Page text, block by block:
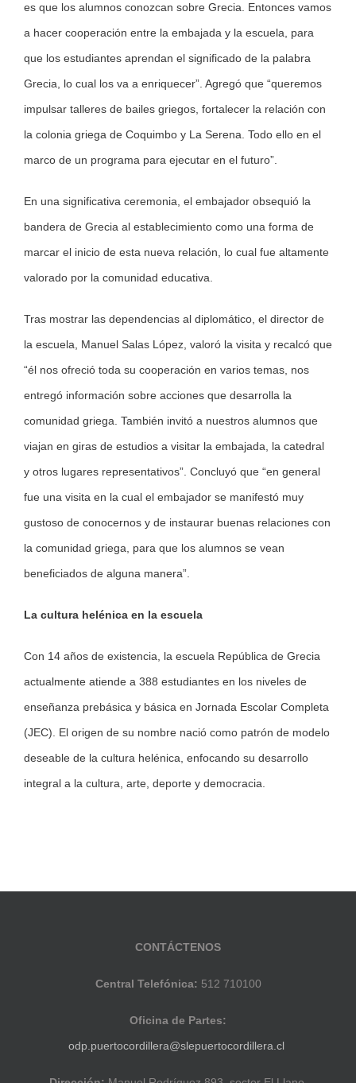
es que los alumnos conozcan sobre Grecia. Entonces vamos
a hacer cooperación entre la embajada y la escuela, para
que los estudiantes aprendan el significado de la palabra
Grecia, lo cual los va a enriquecer”. Agregó que “queremos
impulsar talleres de bailes griegos, fortalecer la relación con
la colonia griega de Coquimbo y La Serena. Todo ello en el
marco de un programa para ejecutar en el futuro”.
En una significativa ceremonia, el embajador obsequió la
bandera de Grecia al establecimiento como una forma de
marcar el inicio de esta nueva relación, lo cual fue altamente
valorado por la comunidad educativa.
Tras mostrar las dependencias al diplomático, el director de
la escuela, Manuel Salas López, valoró la visita y recalcó que
“él nos ofreció toda su cooperación en varios temas, nos
entregó información sobre acciones que desarrolla la
comunidad griega. También invitó a nuestros alumnos que
viajan en giras de estudios a visitar la embajada, la catedral
y otros lugares representativos”. Concluyó que “en general
fue una visita en la cual el embajador se manifestó muy
gustoso de conocernos y de instaurar buenas relaciones con
la comunidad griega, para que los alumnos se vean
beneficiados de alguna manera”.
La cultura helénica en la escuela
Con 14 años de existencia, la escuela República de Grecia
actualmente atiende a 388 estudiantes en los niveles de
enseñanza prebásica y básica en Jornada Escolar Completa
(JEC). El origen de su nombre nació como patrón de modelo
deseable de la cultura helénica, enfocando su desarrollo
integral a la cultura, arte, deporte y democracia.
CONTÁCTENOS
Central Telefónica: 512 710100
Oficina de Partes:
odp.puertocordillera@slepuertocordillera.cl